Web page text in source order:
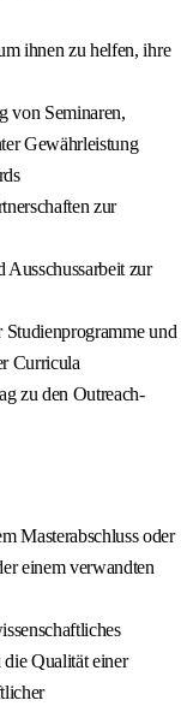
ihnen zu helfen, ihre
von Seminaren,
Gewährleistung
zur
zur
und
Curricula
zu den Outreach-
Masterabschluss oder
einem verwandten
Qualität einer